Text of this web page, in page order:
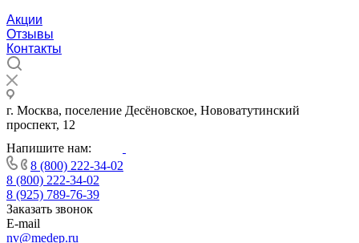
Акции
Отзывы
Контакты
г. Москва, поселение Десёновское, Нововатутинский
проспект, 12
Напишите нам:
8 (800) 222-34-02
8 (800) 222-34-02
8 (925) 789-76-39
Заказать звонок
E-mail
nv@medep.ru